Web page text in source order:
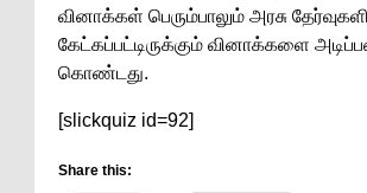
வினாக்கள் பெரும்பாலும் அரசு
கேட்கப்பட்டிருக்கும் வினாக்களை
கொண்டது.
[slickquiz id=92]
Share this: